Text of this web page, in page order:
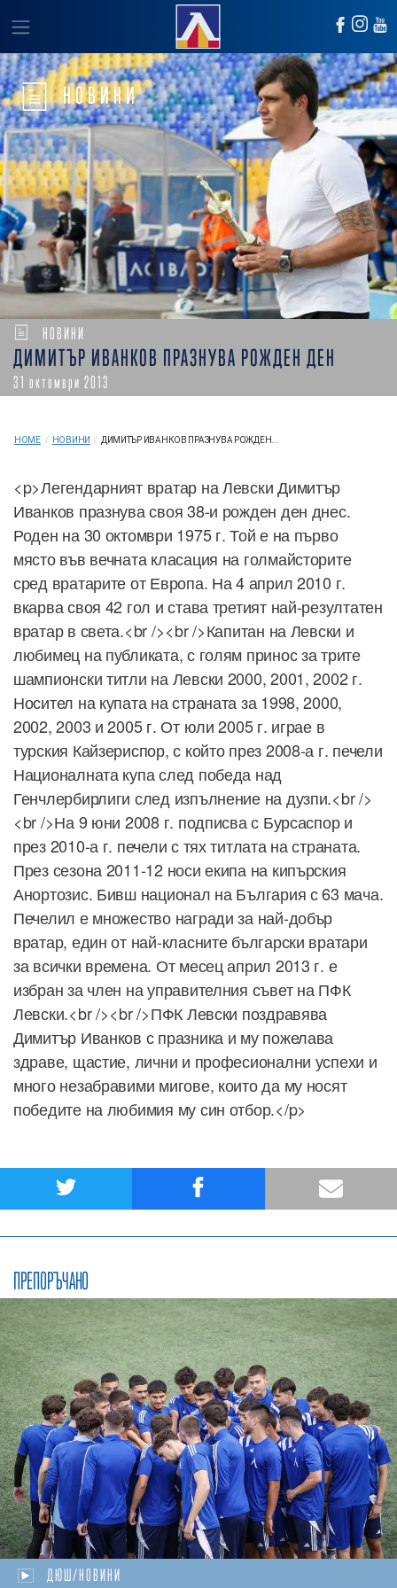
НОВИНИ
НОВИНИ
ДИМИТЪР ИВАНКОВ ПРАЗНУВА РОЖДЕН ДЕН
31 октомври 2013
HOME / НОВИНИ / ДИМИТЪР ИВАНКОВ ПРАЗНУВА РОЖДЕН...
<p>Легендарният вратар на Левски Димитър
Иванков празнува своя 38-и рожден ден днес.
Роден на 30 октомври 1975 г. Той е на първо
място във вечната класация на голмайсторите
сред вратарите от Европа. На 4 април 2010 г.
вкарва своя 42 гол и става третият най-резултатен
вратар в света.<br /><br />Капитан на Левски и
любимец на публиката, с голям принос за трите
шампионски титли на Левски 2000, 2001, 2002 г.
Носител на купата на страната за 1998, 2000,
2002, 2003 и 2005 г. От юли 2005 г. играе в
турския Кайзериспор, с който през 2008-а г. печели
Националната купа след победа над
Генчлербирлиги след изпълнение на дузпи.<br />
<br />На 9 юни 2008 г. подписва с Бурсаспор и
през 2010-а г. печели с тях титлата на страната.
През сезона 2011-12 носи екипа на кипърския
Анортозис. Бивш национал на България с 63 мача.
Печелил е множество награди за най-добър
вратар, един от най-класните български вратари
за всички времена. От месец април 2013 г. е
избран за член на управителния съвет на ПФК
Левски.<br /><br />ПФК Левски поздравява
Димитър Иванков с празника и му пожелава
здраве, щастие, лични и професионални успехи и
много незабравими мигове, които да му носят
победите на любимия му син отбор.</p>
ПРЕПОРЪЧАНО
ДЮШ/НОВИНИ